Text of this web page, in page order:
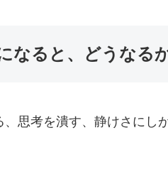
なると、どうなるか
思考を潰す、静けさにし